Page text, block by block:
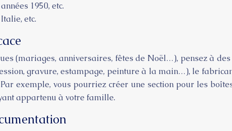
1950, etc.
etc.
(mariages, anniversaires, fêtes de Noël…), pensez à
gravure, estampage, peinture à la main…), le
exemple, vous pourriez créer une section pour les
appartenu à votre famille.